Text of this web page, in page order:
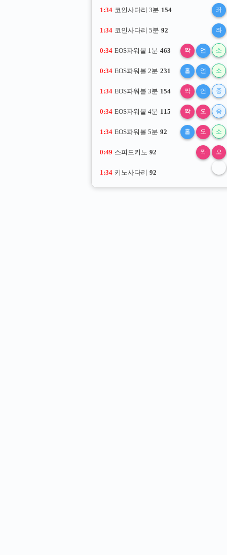
1:33 코인사다리 3분 154 좌
1:33 코인사다리 5분 92 좌
0:33 EOS파워볼 1분 463 짝 언 소
0:33 EOS파워볼 2분 231 홀 언 소
1:33 EOS파워볼 3분 154 짝 언 중
0:33 EOS파워볼 4분 115 짝 오 중
1:33 EOS파워볼 5분 92 홀 오 소
0:48 스피드키노 92 짝 오
1:33 키노사다리 92